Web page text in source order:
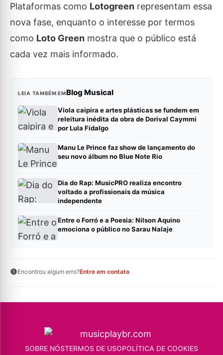
Plataformas como Lotogreen representam essa
nova fase, enquanto o interesse por termos
como Loto Green mostra que o público está
cada vez mais informado.
LEIA TAMBÉM EMBlog Musical
Viola caipira e artes plásticas se fundem em
releitura inédita da obra de Dorival Caymmi
por Lula Fidalgo
Manu Le Prince faz show de lançamento do
seu novo álbum no Blue Note Rio
Dia do Rap: MusicPRO realiza encontro
voltado a profissionais da música
independente
Entre o Forró e a Poesia: Nilson Aquino
emociona o público no Sarau Nalaje
Encontrou algum erro?Entre em contato
SOBRE NÓSTERMOS DE USOPOLÍTICA DE COOKIES